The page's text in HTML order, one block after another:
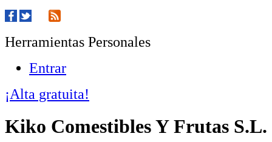
Herramientas Personales
Entrar
¡Alta gratuita!
Kiko Comestibles Y Frutas S.L.